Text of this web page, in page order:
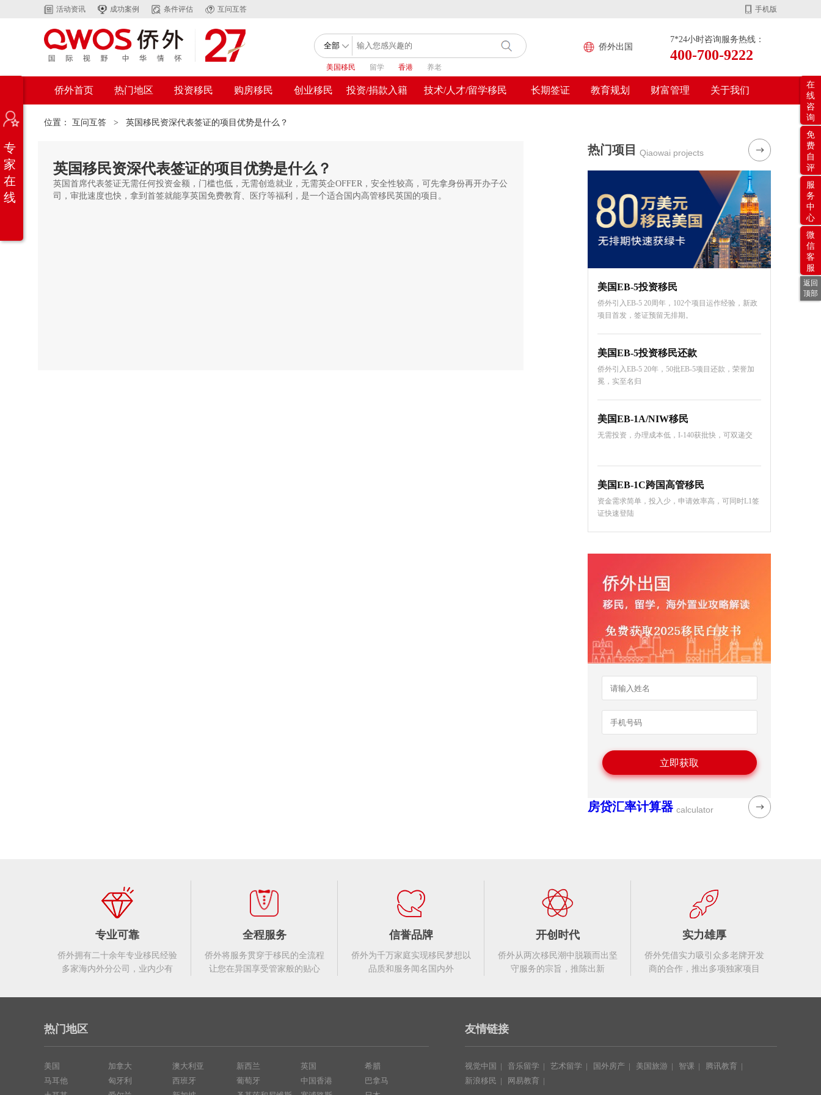
活动资讯 成功案例 条件评估 互问互答 手机版
美国移民 留学 香港 养老
侨外出国
7*24小时咨询服务热线：
400-700-9222
侨外首页 热门地区 投资移民 购房移民 创业移民 投资/捐款入籍 技术/人才/留学移民 长期签证 教育规划 财富管理 关于我们
位置： 互问互答 > 英国移民资深代表签证的项目优势是什么？
英国移民资深代表签证的项目优势是什么？
英国首席代表签证无需任何投资金额，门槛也低，无需创造就业，无需英企OFFER，安全性较高，可先拿身份再开办子公
司，审批速度也快，拿到首签就能享英国免费教育、医疗等福利，是一个适合国内高管移民英国的项目。
热门项目 Qiaowai projects
美国EB-5投资移民
侨外引入EB-5 20周年，102个项目运作经验，新政
项目首发，签证预留无排期。
美国EB-5投资移民还款
侨外引入EB-5 20年，50批EB-5项目还款，荣誉加
冕，实至名归
美国EB-1A/NIW移民
无需投资，办理成本低，I-140获批快，可双递交
美国EB-1C跨国高管移民
资金需求简单，投入少，申请效率高，可同时L1签
证快速登陆
房贷汇率计算器 calculator
专业可靠
侨外拥有二十余年专业移民经验
多家海内外分公司，业内少有
全程服务
侨外将服务贯穿于移民的全流程
让您在异国享受管家般的贴心
信誉品牌
侨外为千万家庭实现移民梦想以
品质和服务闻名国内外
开创时代
侨外从两次移民潮中脱颖而出坚
守服务的宗旨，推陈出新
实力雄厚
侨外凭借实力吸引众多老牌开发
商的合作，推出多项独家项目
专
家
在
线
在
线
咨
询
免
费
自
评
服
务
中
心
微
信
客
服
返回
顶部
热门地区
美国
马耳他
加拿大
匈牙利
澳大利亚
西班牙
新西兰
葡萄牙
英国
中国香港
希腊
巴拿马
友情链接
视觉中国 | 音乐留学 | 艺术留学 | 国外房产 | 美国旅游 | 智课 | 腾讯教育 |
新浪移民 | 网易教育 |